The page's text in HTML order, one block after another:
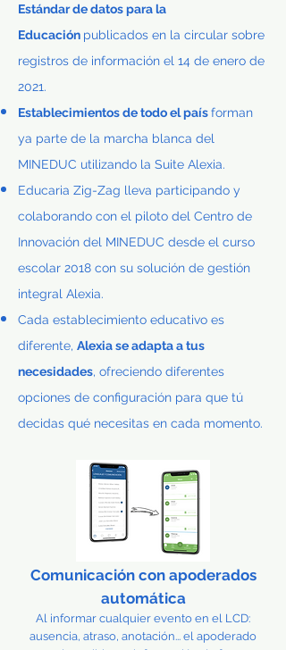
Estándar de datos para la
Educación publicados en la circular sobre
registros de información el 14 de enero de
2021.
Establecimientos de todo el paísforman
ya parte de la marcha blanca del
MINEDUC utilizando la Suite Alexia.
Educaria Zig-Zag lleva participando y
colaborando con el piloto del Centro de
Innovación del MINEDUC desde el curso
escolar 2018 con su solución de gestión
integral Alexia.
Cada establecimiento educativo es
diferente, Alexia se adapta a tus
necesidades, ofreciendo diferentes
opciones de configuración para que tú
decidas qué necesitas en cada momento.
Comunicación con apoderados
automática
Al informar cualquier evento en el LCD:
ausencia, atraso, anotación... el apoderado